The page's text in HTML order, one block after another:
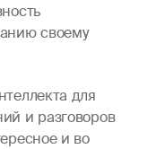
своему
для
и разговоров
и во